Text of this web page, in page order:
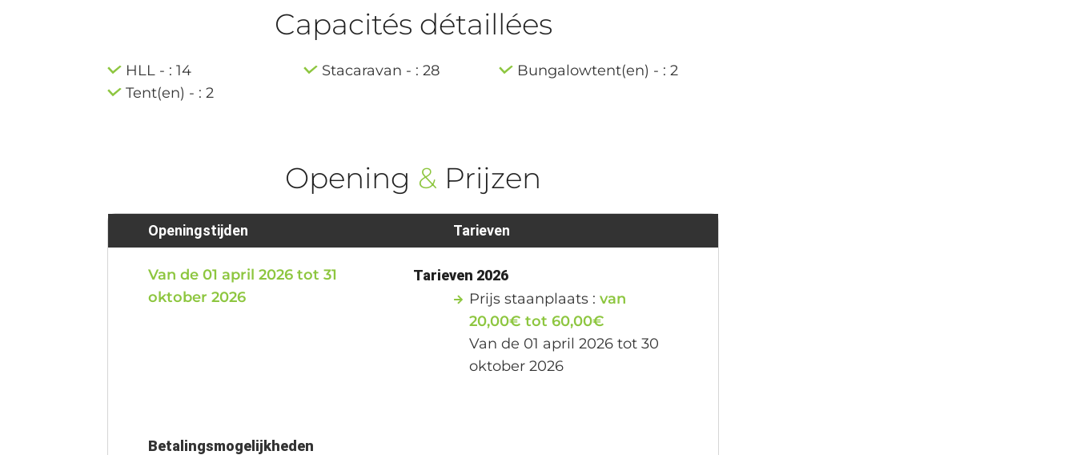
Capacités détaillées
HLL - : 14 Stacaravan - : 28
Bungalowtent(en) - : 2
Tent(en) - : 2
Opening & Prijzen
Openingstijden
Van de 01 april 2026 tot 31
oktober 2026
Tarieven
Tarieven 2026
Prijs staanplaats :van
20,00€ tot 60,00€
Van de 01 april 2026 tot 30
oktober 2026
Betalingsmogelijkheden